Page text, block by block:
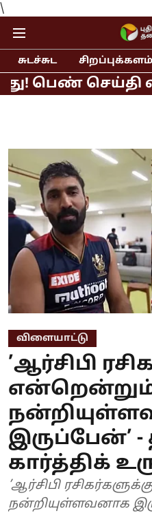
\
சுடச்சுட சிறப்புக்களம்
செய்தி
விளையாட்டு
’ஆர்சிபி
இருப்பேன்’
கார்த்திக்
’ஆர்சிபி
நன்றியுள்ளவனாக